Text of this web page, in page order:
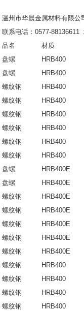
温州市华晨金属材料有限
联系电话：0577-88136611
品名
材质
盘螺
HRB400
盘螺
HRB400
螺纹钢
HRB400
螺纹钢
HRB400
螺纹钢
HRB400
螺纹钢
HRB400
螺纹钢
HRB400
螺纹钢
HRB400
盘螺
HRB400E
盘螺
HRB400E
螺纹钢
HRB400E
螺纹钢
HRB400E
螺纹钢
HRB400E
螺纹钢
HRB400E
螺纹钢
HRB400E
螺纹钢
HRB400
螺纹钢
HRB400
螺纹钢
HRB400
螺纹钢
HRB400